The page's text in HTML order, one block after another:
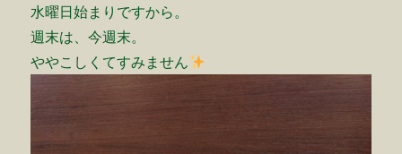
水曜日始まりですから。
週末は、今週末。
ややこしくてすみません